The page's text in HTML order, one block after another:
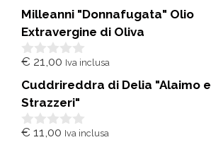
Milleanni "Donnafugata" Olio
Extravergine di Oliva
0
u
5
€ 21,00 Iva inclusa
Cuddrireddra di Delia "Alaimo e
Strazzeri"
0
€ 11,00 Iva inclusa